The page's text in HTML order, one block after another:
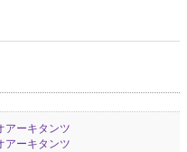
アーキタンツ
アーキタンツ